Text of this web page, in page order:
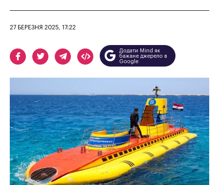
27 БЕРЕЗНЯ 2025, 17:22
Додати Mind як
бажане джерело в
Google